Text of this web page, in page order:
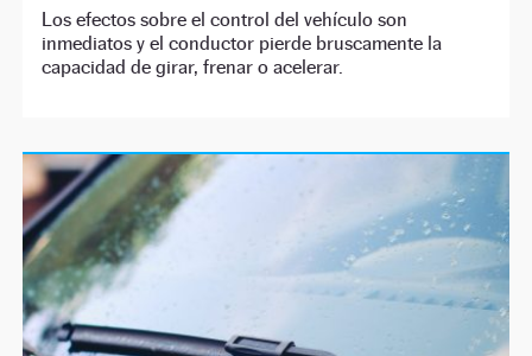
Los efectos sobre el control del vehículo son
inmediatos y el conductor pierde bruscamente la
capacidad de girar, frenar o acelerar.